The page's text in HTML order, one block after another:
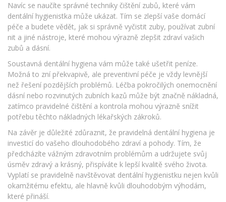
Navíc se naučíte správné techniky čištění zubů, které vám
dentální hygienistka může ukázat. Tím se zlepší vaše domácí
péče a budete vědět, jak si správně vyčistit zuby, používat zubní
nit a jiné nástroje, které mohou výrazně zlepšit zdraví vašich
zubů a dásní.
Soustavná dentální hygiena vám může také ušetřit peníze.
Možná to zní překvapivě, ale preventivní péče je vždy levnější
než řešení pozdějších problémů. Léčba pokročilých onemocnění
dásní nebo rozvinutých zubních kazů může být značně nákladná,
zatímco pravidelné čištění a kontrola mohou výrazně snížit
potřebu těchto nákladných lékařských zákroků.
Na závěr je důležité zdůraznit, že pravidelná dentální hygiena je
investicí do vašeho dlouhodobého zdraví a pohody. Tím, že
předcházíte vážným zdravotním problémům a udržujete svůj
úsměv zdravý a krásný, přispíváte k lepší kvalitě svého života.
Vyplatí se pravidelně navštěvovat dentální hygienistku nejen kvůli
okamžitému efektu, ale hlavně kvůli dlouhodobým výhodám,
které přináší.